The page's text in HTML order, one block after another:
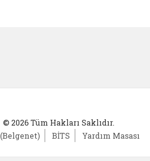
© 2026 Tüm Hakları Saklıdır.
BİTS Yardım Masası